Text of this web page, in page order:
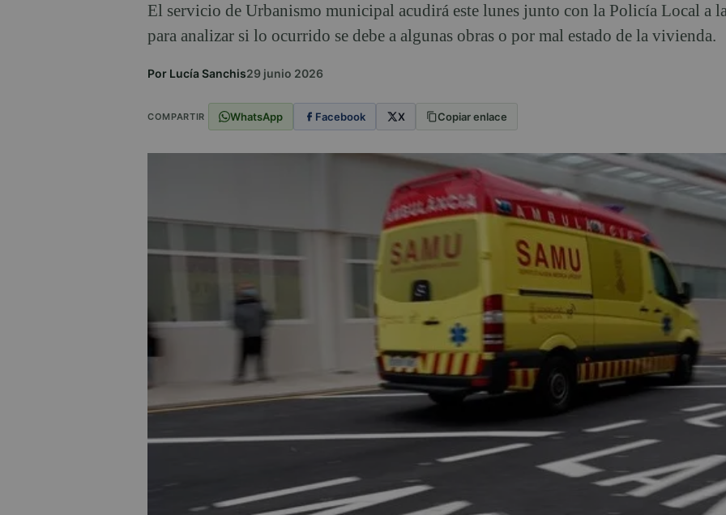
El servicio de Urbanismo municipal acudirá este lunes junto con la Policía Local a
para analizar si lo ocurrido se debe a algunas obras o por mal estado de la vivienda.
Por Lucía Sanchis29 junio 2026
COMPARTIR WhatsApp Facebook X Copiar enlace